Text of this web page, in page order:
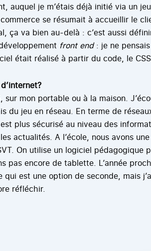
auquel je m’étais déjà initié via un
se résumait à accueillir le
ça va bien au-delà : c’est aussi
front end: je ne
était réalisé à partir du code, le
mon portable ou à la maison.
du jeu en réseau. En terme de
plus sécurisé au niveau des
actualités. A l’école, nous avons
On utilise un logiciel pédagogique
pas encore de tablette. L’année
est une option de seconde, mais
réfléchir.